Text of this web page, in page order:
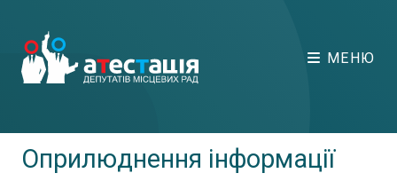
МЕНЮ
Оприлюднення інформації